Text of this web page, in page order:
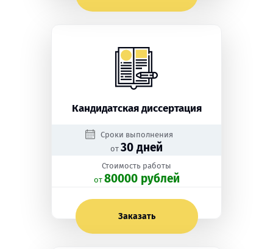
Кандидатская диссертация
Сроки выполнения
от 30 дней
Стоимость работы
oт 80000 рублей
Заказать